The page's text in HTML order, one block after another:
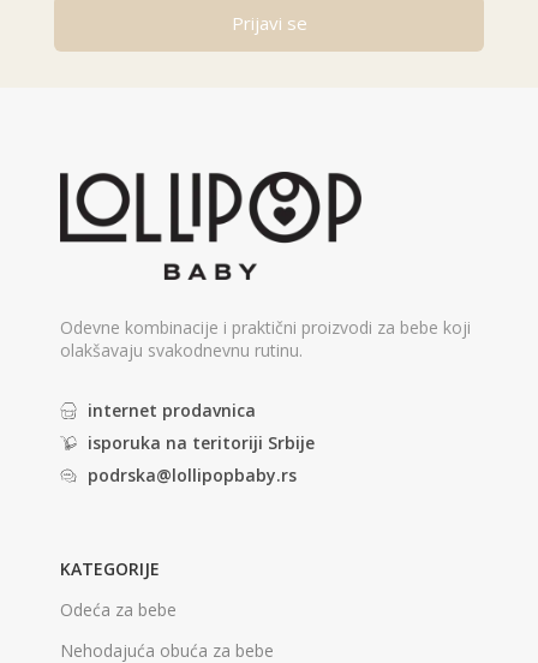
Prijavi se
Odevne kombinacije i praktični proizvodi za bebe koji
olakšavaju svakodnevnu rutinu.
internet prodavnica
isporuka na teritoriji Srbije
podrska@lollipopbaby.rs
KATEGORIJE
Odeća za bebe
Nehodajuća obuća za bebe